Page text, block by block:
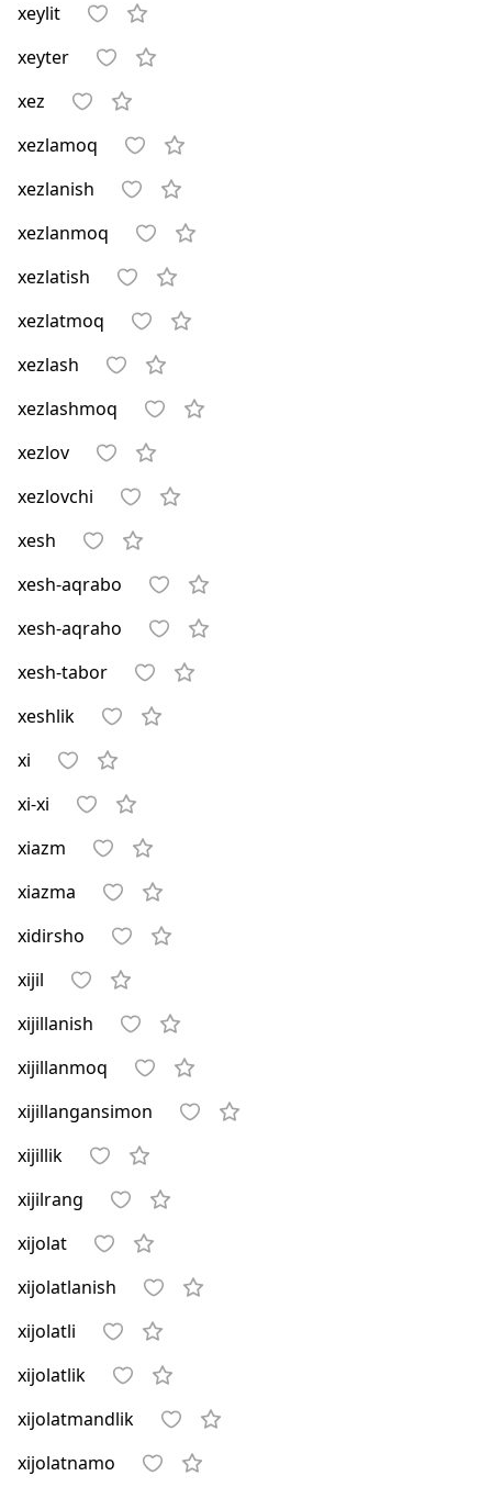
xeylit
xeyter
xez
xezlamoq
xezlanish
xezlanmoq
xezlatish
xezlatmoq
xezlash
xezlashmoq
xezlov
xezlovchi
xesh
xesh-aqrabo
xesh-aqraho
xesh-tabor
xeshlik
xi
xi-xi
xiazm
xiazma
xidirsho
xijil
xijillanish
xijillanmoq
xijillangansimon
xijillik
xijilrang
xijolat
xijolatlanish
xijolatli
xijolatlik
xijolatmandlik
xijolatnamo